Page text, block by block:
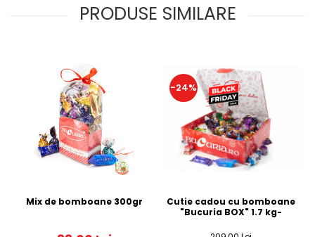
PRODUSE SIMILARE
Mix de bomboane 300gr
-24%
Cutie cadou cu bomboane
"Bucuria BOX" 1.7 kg-